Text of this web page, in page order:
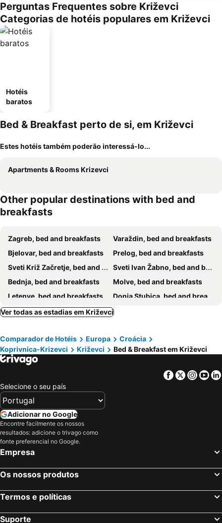
Perguntas Frequentes sobre Križevci
Categorias de hotéis populares em Križevci
Hotéis
baratos
Bed & Breakfast perto de si, em Križevci
Estes hotéis também poderão interessá-lo...
Apartments & Rooms Krizevci
Other popular destinations with bed and
breakfasts
Zagreb, bed and breakfasts
Varaždin, bed and breakfasts
Bjelovar, bed and breakfasts
Prelog, bed and breakfasts
Sveti Križ Začretje, bed and breakfasts
Sveti Ivan Žabno, bed and breakfasts
Bednja, bed and breakfasts
Molve, bed and breakfasts
Letenye, bed and breakfasts
Donja Stubica, bed and breakfasts
Koprivnica, bed and breakfasts
Donji Kraljevec, bed and breakfasts
Ver todas as estadias em Križevci
Comparador de Hotéis Europa
Croácia
Koprivnica-Krizevci
Križevci Bed & Breakfast em Križevci
Facebook
Twitter
Selecione o seu país
Adicionar no Google
Encontre facilmente os nossos
resultados: adicione o trivago como
fonte preferencial no Google.
Empresa
Os nossos produtos
Termos e políticas
Suporte